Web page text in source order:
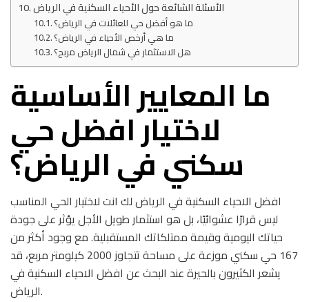
الأسئلة الشائعة حول الأحياء السكنية في الرياض
ما المعايير الأساسية
لاختيار افضل حي
سكني في الرياض؟
افضل الاحياء السكنية في الرياض لك انت لاختيار الحي المناسب
ليس قرارًا عشوائيًا، بل هو استثمار طويل الأجل يؤثر على جودة
حياتك اليومية وقيمة ممتلكاتك المستقبلية. مع وجود أكثر من
167 حي سكني موزعة على مساحة تتجاوز 2000 كيلومتر مربع، قد
يشعر الكثيرون بالحيرة عند البحث عن افضل الاحياء السكنية في
الرياض.